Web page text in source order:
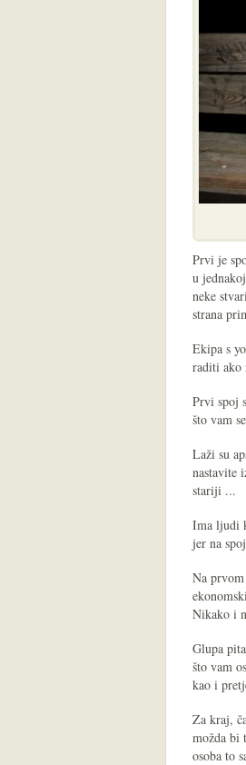
Prvi je
u
neke
strana
Ekipa s
raditi ako
Prvi spoj
što vam
Laži su
nastavite
stariji ...
Ima ljudi
jer na
Na
Nikako i
Glupa
što vam
kao i
Za kraj,
možda bi
osoba to